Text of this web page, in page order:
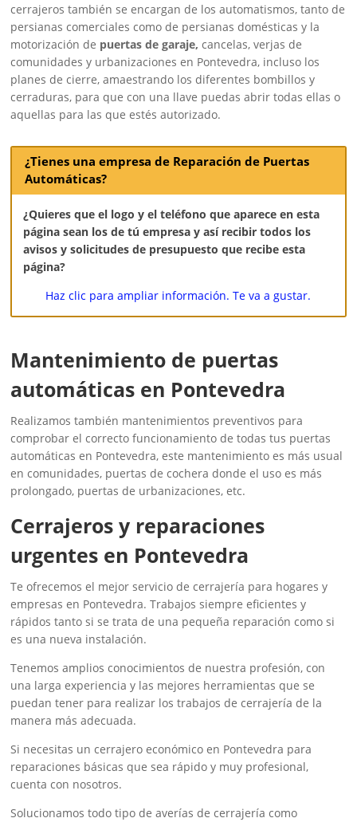
cerrajeros también se encargan de los automatismos, tanto de
persianas comerciales como de persianas domésticas y la
motorización de puertas de garaje, cancelas, verjas de
comunidades y urbanizaciones en Pontevedra, incluso los
planes de cierre, amaestrando los diferentes bombillos y
cerraduras, para que con una llave puedas abrir todas ellas o
aquellas para las que estés autorizado.
¿Tienes una empresa de Reparación de Puertas
Automáticas?
¿Quieres que el logo y el teléfono que aparece en esta
página sean los de tú empresa y así recibir todos los
avisos y solicitudes de presupuesto que recibe esta
página?
Haz clic para ampliar información. Te va a gustar.
Mantenimiento de puertas
automáticas en Pontevedra
Realizamos también mantenimientos preventivos para
comprobar el correcto funcionamiento de todas tus puertas
automáticas en Pontevedra, este mantenimiento es más usual
en comunidades, puertas de cochera donde el uso es más
prolongado, puertas de urbanizaciones, etc.
‎Cerrajeros y reparaciones
urgentes en Pontevedra
Te ofrecemos el mejor servicio de cerrajería para hogares y
empresas en Pontevedra. Trabajos siempre eficientes y
rápidos tanto si se trata de una pequeña reparación como si
es una nueva instalación.
Tenemos amplios conocimientos de nuestra profesión, con
una larga experiencia y las mejores herramientas que se
puedan tener para realizar los trabajos de cerrajería de la
manera más adecuada.
Si necesitas un cerrajero económico en Pontevedra para
reparaciones básicas que sea rápido y muy profesional,
cuenta con nosotros.
Solucionamos todo tipo de averías de cerrajería como